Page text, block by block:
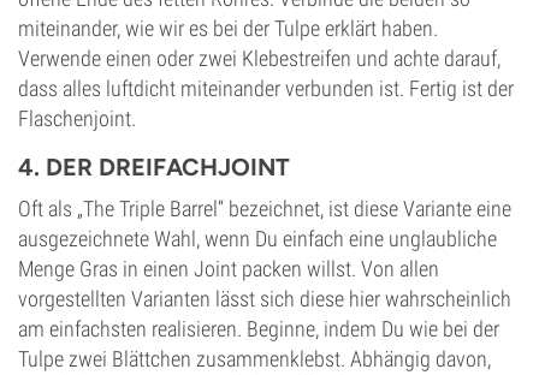
miteinander, wie wir es bei der Tulpe erklärt haben.
Verwende einen oder zwei Klebestreifen und achte darauf,
dass alles luftdicht miteinander verbunden ist. Fertig ist der
Flaschenjoint.
4. DER DREIFACHJOINT
Oft als „The Triple Barrel“ bezeichnet, ist diese Variante eine
ausgezeichnete Wahl, wenn Du einfach eine unglaubliche
Menge Gras in einen Joint packen willst. Von allen
vorgestellten Varianten lässt sich diese hier wahrscheinlich
am einfachsten realisieren. Beginne, indem Du wie bei der
Tulpe zwei Blättchen zusammenklebst. Abhängig davon,